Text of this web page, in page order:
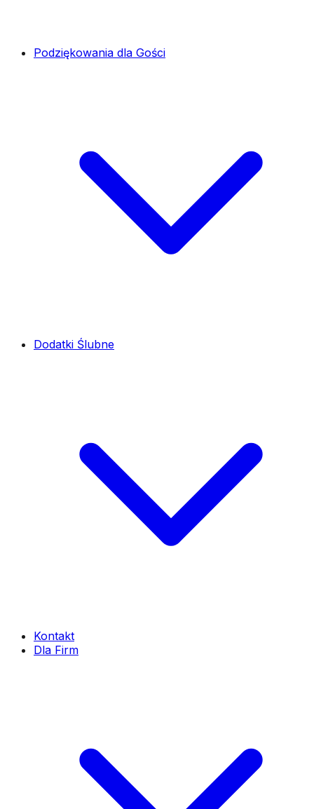
Podziękowania dla Gości
Dodatki Ślubne
Kontakt
Dla Firm